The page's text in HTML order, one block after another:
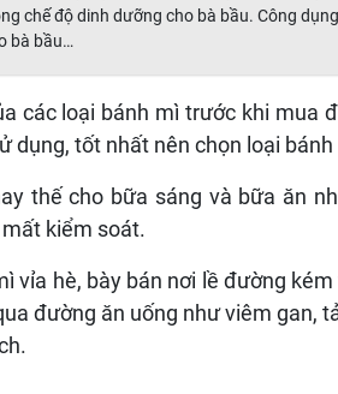
chế độ dinh dưỡng cho bà bầu. Công
bà bầu…
các loại bánh mì trước khi mua
dụng, tốt nhất nên chọn loại
thế cho bữa sáng và bữa ăn
kiểm soát.
vỉa hè, bày bán nơi lề đường
đường ăn uống như viêm gan,